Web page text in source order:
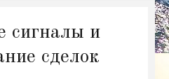
сигналы и
сделок